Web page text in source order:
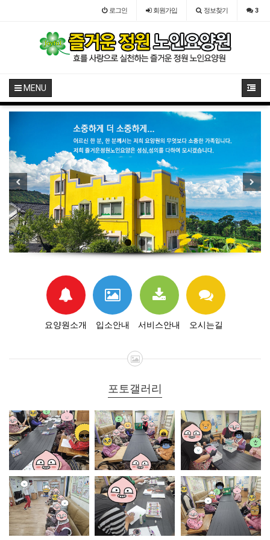
로그인 회원가입 정보찾기 3
MENU
Previous Next
요양원소개 입소안내 서비스안내 오시는길
포토갤러리